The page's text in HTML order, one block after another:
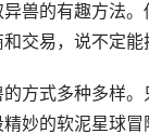
兽的有趣方法
交易，说不定
方式多种多样
妙的软泥星球冒